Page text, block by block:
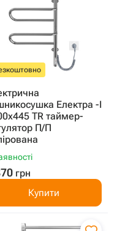
Електра -I
TR таймер-
П/П
грн
Купити